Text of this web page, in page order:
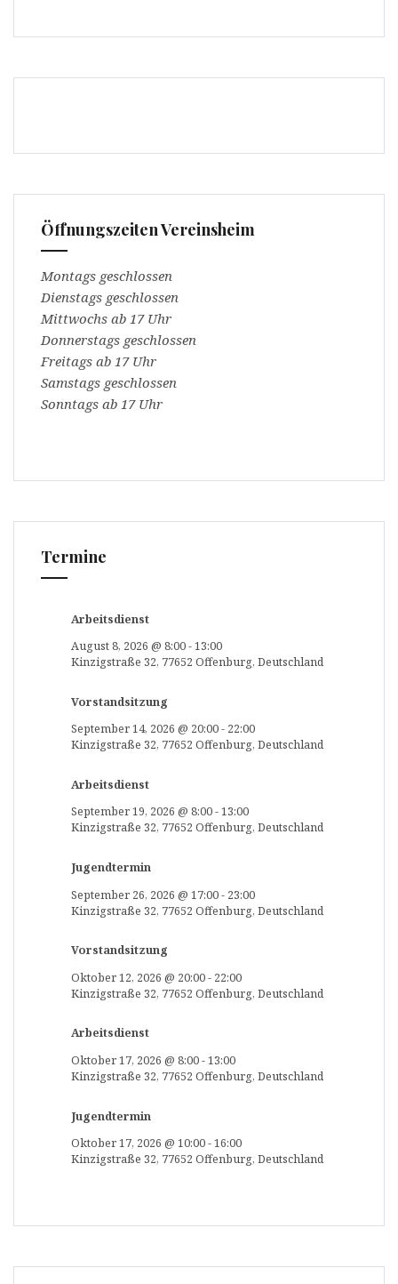
Öffnungszeiten Vereinsheim
Montags geschlossen
Dienstags geschlossen
Mittwochs ab 17 Uhr
Donnerstags geschlossen
Freitags ab 17 Uhr
Samstags geschlossen
Sonntags ab 17 Uhr
Termine
Arbeitsdienst
August 8, 2026 @ 8:00-13:00
Kinzigstraße 32, 77652 Offenburg, Deutschland
Vorstandsitzung
September 14, 2026 @ 20:00- 22:00
Kinzigstraße 32, 77652 Offenburg, Deutschland
Arbeitsdienst
September 19, 2026 @ 8:00-13:00
Kinzigstraße 32, 77652 Offenburg, Deutschland
Jugendtermin
September 26, 2026 @ 17:00- 23:00
Kinzigstraße 32, 77652 Offenburg, Deutschland
Vorstandsitzung
Oktober 12, 2026 @ 20:00- 22:00
Kinzigstraße 32, 77652 Offenburg, Deutschland
Arbeitsdienst
Oktober 17, 2026 @ 8:00-13:00
Kinzigstraße 32, 77652 Offenburg, Deutschland
Jugendtermin
Oktober 17, 2026 @ 10:00-16:00
Kinzigstraße 32, 77652 Offenburg, Deutschland